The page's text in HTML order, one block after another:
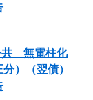
共 無電柱化
）（翌債）